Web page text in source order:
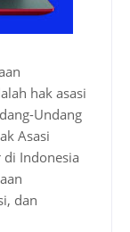
hak asasi
Undang
Asasi
di Indonesia
dan